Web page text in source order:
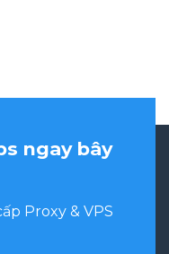
ngay bây
Proxy & VPS